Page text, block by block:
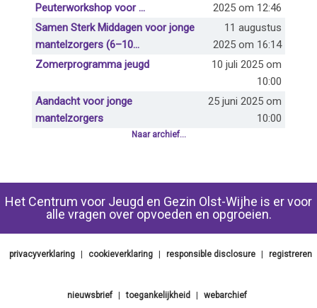
Peuterworkshop voor ...
2025 om 12:46
Samen Sterk Middagen voor jonge
mantelzorgers (6–10...
11 augustus
2025 om 16:14
Zomerprogramma jeugd
10 juli 2025 om
10:00
Aandacht voor jonge
mantelzorgers
25 juni 2025 om
10:00
Naar archief...
Het Centrum voor Jeugd en Gezin Olst-Wijhe is er voor
alle vragen over opvoeden en opgroeien.
privacyverklaring | cookieverklaring | responsible disclosure | registreren
nieuwsbrief | toegankelijkheid | webarchief